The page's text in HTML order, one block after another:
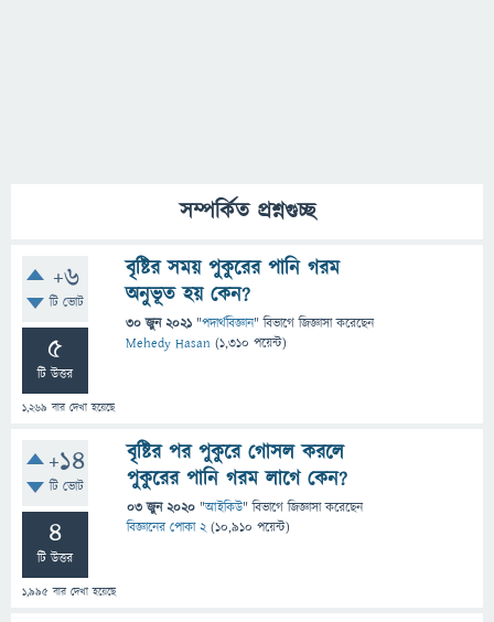
সম্পর্কিত প্রশ্নগুচ্ছ
+6
টি ভোট
5
টি উত্তর
1,269 বার দেখা হয়েছে
বৃষ্টির সময় পুকুরের পানি গরম
অনুভূত হয় কেন?
30 জুন 2021 "পদার্থবিজ্ঞান" বিভাগে জিজ্ঞাসাকরেছেন
Mehedy Hasan (1,310 পয়েন্ট)
+14
টি ভোট
4
টি উত্তর
1,995 বার দেখা হয়েছে
বৃষ্টির পর পুকুরে গোসল করলে
পুকুরের পানি গরম লাগে কেন?
03 জুন 2020 "আইকিউ" বিভাগে জিজ্ঞাসাকরেছেন
বিজ্ঞানের পোকা 2 (10,910 পয়েন্ট)